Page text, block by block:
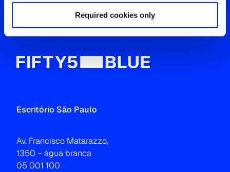
Required cookies only
Escritório São Paulo
Av. Francisco Matarazzo,
1350 – água branca
05 001 100